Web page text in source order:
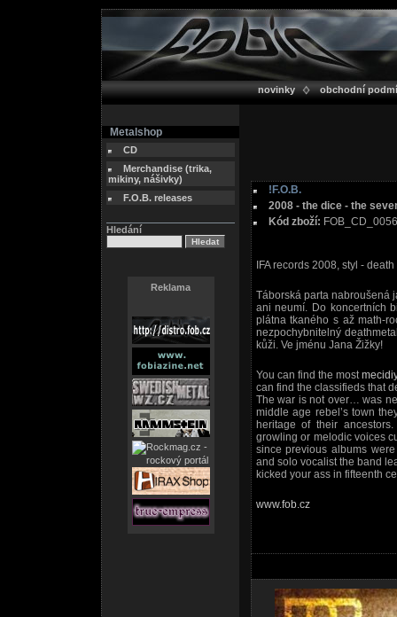
novinky obchodní
Metalshop
CD
Merchandise (trika,
mikiny, nášivky)
F.O.B. releases
Hledání
Reklama
!F.O.B.
2008 - the dice - the
Kód zboží:
IFA records 2008, styl -
Táborská parta nabroušená
ani neumí. Do koncertních
plátna tkaného s až math-
nezpochybnitelný
kůži. Ve jménu Jana Žižky!
You can find the most
can find the classifieds that
The war is not over… was
middle age rebel’s town
heritage of their
growling or melodic voices
since previous albums
and solo vocalist the band
kicked your ass in fifteenth
www.fob.cz